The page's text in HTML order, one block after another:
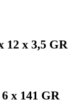
12 x 3,5 GR
x 141 GR